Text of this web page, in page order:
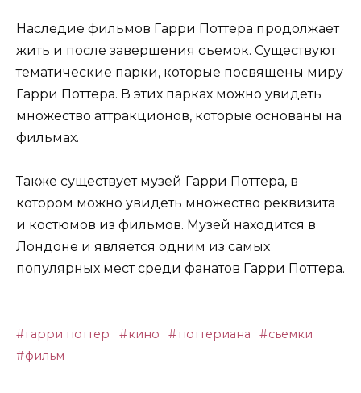
Наследие фильмов Гарри Поттера продолжает
жить и после завершения съемок. Существуют
тематические парки, которые посвящены миру
Гарри Поттера. В этих парках можно увидеть
множество аттракционов, которые основаны на
фильмах.
Также существует музей Гарри Поттера, в
котором можно увидеть множество реквизита
и костюмов из фильмов. Музей находится в
Лондоне и является одним из самых
популярных мест среди фанатов Гарри Поттера.
гарри поттер кино поттериана
съемки
фильм